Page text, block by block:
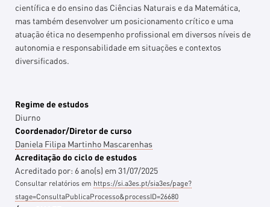
científica e do ensino das Ciências Naturais e da Matemática,
mas também desenvolver um posicionamento crítico e uma
atuação ética no desempenho profissional em diversos níveis de
autonomia e responsabilidade em situações e contextos
diversificados.
Regime de estudos
Diurno
Coordenador/Diretor de curso
Daniela Filipa Martinho Mascarenhas
Acreditação do ciclo de estudos
Acreditado por: 6ano(s) em 31/07/2025
Consultar relatórios em https://si.a3es.pt/sia3es/page?
stage=ConsultaPublicaProcesso&processID=26680